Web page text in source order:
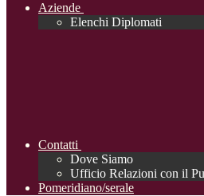
Aziende
Elenchi Diplomati
Contatti
Dove Siamo
Ufficio Relazioni con il
Pomeridiano/serale